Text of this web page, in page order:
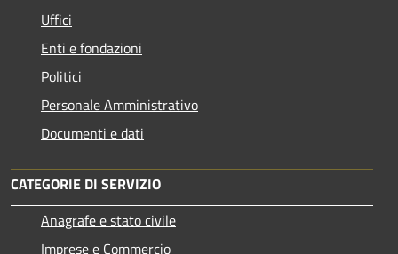
Uffici
Enti e fondazioni
Politici
Personale Amministrativo
Documenti e dati
CATEGORIE DI SERVIZIO
Anagrafe e stato civile
Imprese e Commercio